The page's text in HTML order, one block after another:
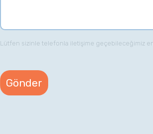
Lütfen sizinle telefonla iletişime geçebileceğimiz